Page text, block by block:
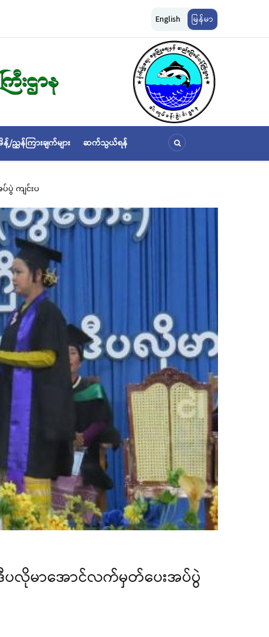
ငါးလုပ်ငန်းဦးစီးဌာနနှင့် FFI အကြား မြန်မာနိုင်ငံ ပင်လယ်နှင့် ရေချိုဇီဝမျိုးစုံမျိုးကွဲမျာ
English မြန်မာ
/ညွှန်ကြားချက်များ ဆက်သွယ်ရန်
ပွဲ ကျင်းပ
းဒီပလိုမာအောင်လက်မှတ်ပေးအပ်ပွဲ